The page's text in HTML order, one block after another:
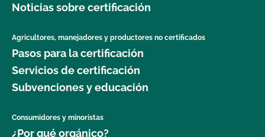
Noticias sobre certificación
Agricultores, manejadores y productores no certificados
Pasos para la certificación
Servicios de certificación
Subvenciones y educación
Consumidores y minoristas
¿Por qué orgánico?